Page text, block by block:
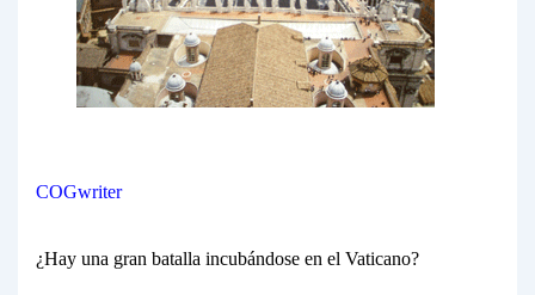
COGwriter
¿Hay una gran batalla incubándose en el Vaticano?